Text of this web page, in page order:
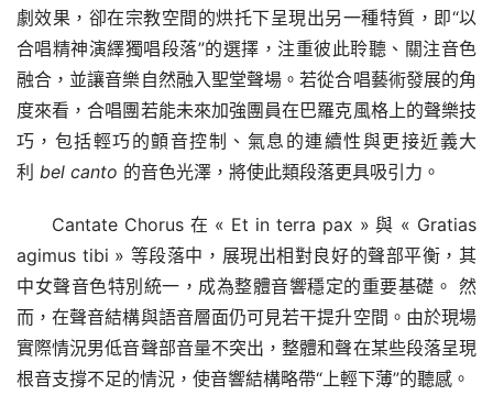
劇效果，卻在宗教空間的烘托下呈現出另一種特質，即“以
合唱精神演繹獨唱段落”的選擇，注重彼此聆聽、關注音色
融合，並讓音樂自然融入聖堂聲場。若從合唱藝術發展的角
度來看，合唱團若能未來加強團員在巴羅克風格上的聲樂技
巧，包括輕巧的顫音控制、氣息的連續性與更接近義大
利 bel canto 的音色光澤，將使此類段落更具吸引力。
Cantate Chorus 在 « Et in terra pax » 與 « Gratias
agimus tibi » 等段落中，展現出相對良好的聲部平衡，其
中女聲音色特別統一，成為整體音響穩定的重要基礎。 然
而，在聲音結構與語音層面仍可見若干提升空間。由於現場
實際情況男低音聲部音量不突出，整體和聲在某些段落呈現
根音支撐不足的情況，使音響結構略帶“上輕下薄”的聽感。